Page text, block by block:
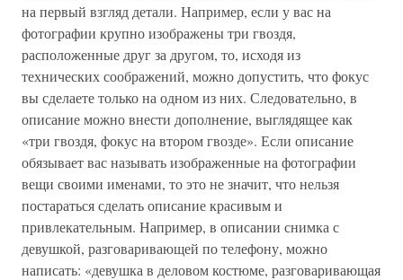
на первый взгляд детали. Например, если у вас на
фотографии крупно изображены три гвоздя,
расположенные друг за другом, то, исходя из
технических соображений, можно допустить, что фокус
вы сделаете только на одном из них. Следовательно, в
описание можно внести дополнение, выглядящее как
«три гвоздя, фокус на втором гвозде». Если описание
обязывает вас называть изображенные на фотографии
вещи своими именами, то это не значит, что нельзя
постараться сделать описание красивым и
привлекательным. Например, в описании снимка с
девушкой, разговаривающей по телефону, можно
написать: «девушка в деловом костюме, разговаривающая